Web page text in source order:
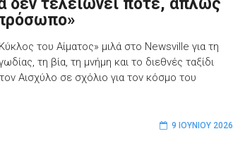
δεν τελειώνει ποτέ, απλώς
του Αίματος» μιλά στο Newsville για τη
τη βία, τη μνήμη και το διεθνές ταξίδι
Αισχύλο σε σχόλιο για τον κόσμο του
9 ΙΟΥΝΊΟΥ 2026